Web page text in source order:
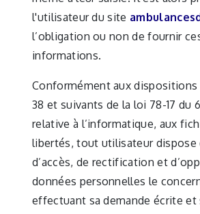
l'utilisateur du site
l’obligation ou non de fournir
informations.
Conformément aux dispositions
38 et suivants de la loi 78-17 du
relative à l’informatique, aux
libertés, tout utilisateur dispose
d’accès, de rectification et
données personnelles le
effectuant sa demande écrite et